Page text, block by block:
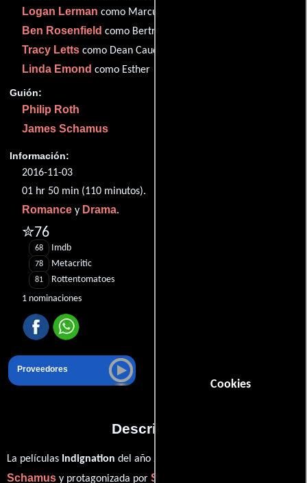
Cookies
Logan Lerman como Marcus
Ben Rosenfield como Bertram Flusser
Tracy Letts como Dean Caudwell
Linda Emond como Esther
Guión:
Philip Roth
James Schamus
Información:
2016-11-03
01 hr 50 min (110 minutos).
Romance y Drama.
✮76
68 Imdb
78 Metacritic
81
Rottentomatoes
1 nominaciones
Proveedores
Descripción
La películas Indignation del año 2016, está dirigida por
Schamus y protagonizada por Sarah Gadon